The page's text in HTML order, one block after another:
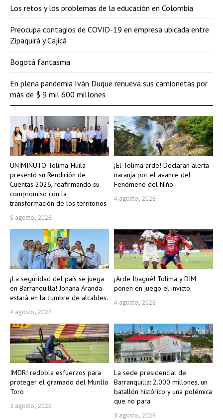
UNIMINUTO Tolima-Huila
presentó su Rendición de
Cuentas 2026, reafirmando su
compromiso con la
transformación de los territorios
5 agosto, 2026
¡El Tolima arde! Declaran alerta
naranja por el avance del
Fenómeno del Niño.
4 agosto, 2026
¡La seguridad del país se juega
en Barranquilla! Johana Aranda
estará en la cumbre de alcaldes.
4 agosto, 2026
¡Arde Ibagué! Tolima y DIM
ponen en juego el invicto
4 agosto, 2026
IMDRI redobla esfuerzos para
proteger el gramado del Murillo
Toro
3 agosto, 2026
La sede presidencial de
Barranquilla: 2.000 millones, un
batallón histórico y una polémica
que no para
3 agosto, 2026
Los retos y los problemas de la educación en Colombia
Preocupa contagios de COVID-19 en empresa ubicada entre
Zipaquirá y Cajicá
Bogotá fantasma
En plena pandemia Iván Duque renueva sus camionetas por
más de $ 9 mil 600 millones